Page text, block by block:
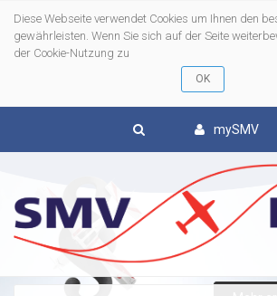
Diese Webseite verwendet Cookies um Ihnen den
gewährleisten. Wenn Sie sich auf der Seite
der Cookie-Nutzung zu
mySMV